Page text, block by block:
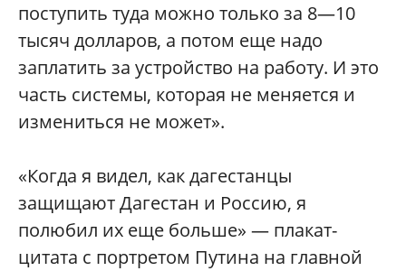
поступить туда можно только за 8—10
тысяч долларов, а потом еще надо
заплатить за устройство на работу. И это
часть системы, которая не меняется и
измениться не может».
«Когда я видел, как дагестанцы
защищают Дагестан и Россию, я
полюбил их еще больше» — плакат-
цитата с портретом Путина на главной